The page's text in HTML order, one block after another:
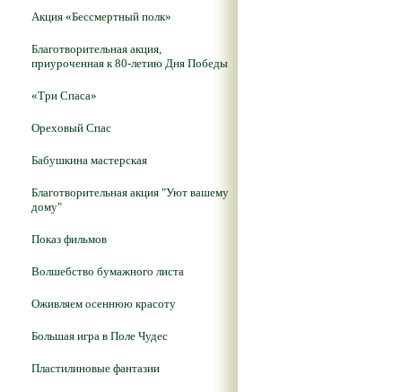
Акция «Бессмертный полк»
Благотворительная акция,
приуроченная к 80-летию Дня Победы
«Три Спаса»
Ореховый Спас
Бабушкина мастерская
Благотворительная акция "Уют вашему
дому"
Показ фильмов
Волшебство бумажного листа
Оживляем осеннюю красоту
Большая игра в Поле Чудес
Пластилиновые фантазии